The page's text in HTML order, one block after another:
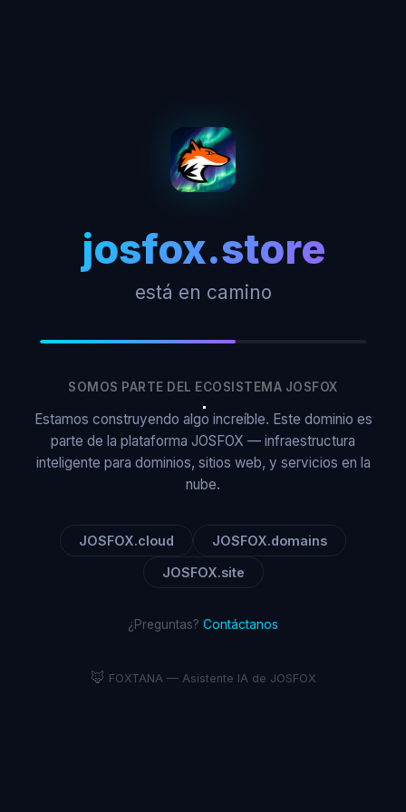
josfox.store
está en camino
SOMOS PARTE DEL ECOSISTEMA JOSFOX
Estamos construyendo algo increíble. Este dominio es
parte de la plataforma JOSFOX — infraestructura
inteligente para dominios, sitios web, y servicios en la
nube.
JOSFOX.cloud JOSFOX.domains
JOSFOX.site
¿Preguntas? Contáctanos
🦊 FOXTANA — Asistente IA de JOSFOX